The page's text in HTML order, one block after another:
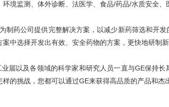
环境监测、体外诊断、法医学、食品/药品/水质安全
制药公司提供完整解决方案，以减少新药筛选和开
中选择开发出有效、安全药物的方案，更快地研制
届以及各领域的科学家和研究人员一直与GE保持
的挑战，您都可以通过GE来获得高品质的产品和杰